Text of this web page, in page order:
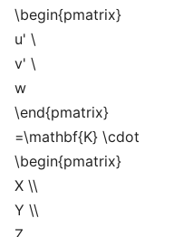
\begin{pmatrix}
u' \
v' \
w
\end{pmatrix}
=\mathbf{K} \cdot
\begin{pmatrix}
X \\
Y \\